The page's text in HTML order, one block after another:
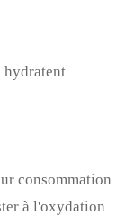
hydratent
consommation
à l'oxydation